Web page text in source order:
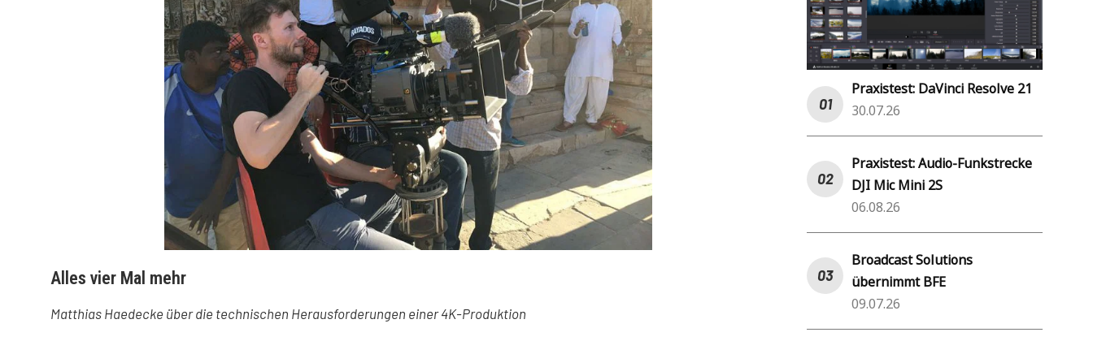
Alles vier Mal mehr
Matthias Haedecke über die technischen Herausforderungen einer 4K-Produktion
Praxistest: DaVinci Resolve 21
30.07.26
Praxistest: Audio-Funkstrecke
DJI Mic Mini 2S
06.08.26
Broadcast Solutions
übernimmt BFE
09.07.26